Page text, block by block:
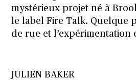
mystérieux projet né à
le label Fire Talk. Quelque
de rue et l’expérimentation
JULIEN BAKER